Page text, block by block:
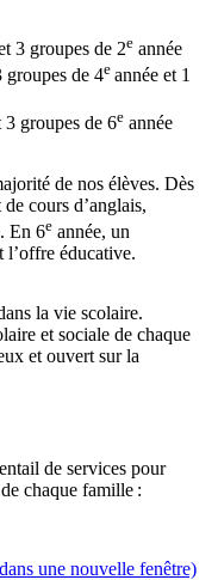
3 groupes de 2e année
groupes de 4e année et 1
3 groupes de 6e année
de nos élèves. Dès
cours d’anglais,
En 6e année, un
l’offre éducative.
la vie scolaire.
et sociale de chaque
et ouvert sur la
de services pour
chaque famille :
une nouvelle fenêtre)